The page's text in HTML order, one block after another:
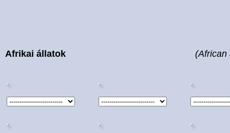
Afrikai állatok (African